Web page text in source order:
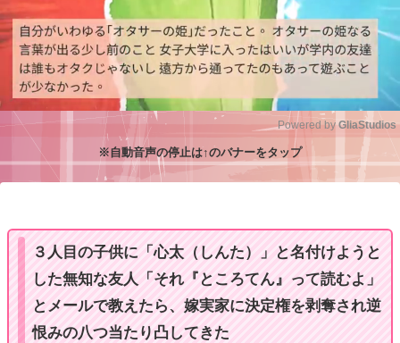
M
Powered by GliaStudios
※自動音声の停止は↑のバナーをタップ
３人目の子供に「心太（しんた）」と名付けようと
した無知な友人「それ『ところてん』って読むよ」
とメールで教えたら、嫁実家に決定権を剥奪され逆
恨みの八つ当たり凸してきた